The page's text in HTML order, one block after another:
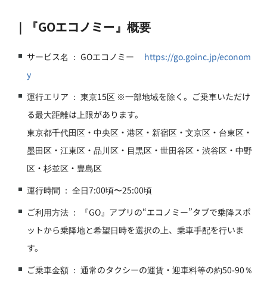
｜『GOエコノミー』概要
サービス名 ： GOエコノミー https://go.goinc.jp/econom
y
運行エリア ： 東京15区 ※一部地域を除く。ご乗車いただけ
る最大距離は上限があります。
東京都千代田区・中央区・港区・新宿区・文京区・台東区・
墨田区・江東区・品川区・目黒区・世田谷区・渋谷区・中野
区・杉並区・豊島区
運行時間 ： 全日7:00頃〜25:00頃
ご利用方法 ： 『GO』アプリの“エコノミー”タブで乗降スポ
ットから乗降地と希望日時を選択の上、乗車手配を行いま
す。
ご乗車金額 ： 通常のタクシーの運賃・迎車料等の約50-90％